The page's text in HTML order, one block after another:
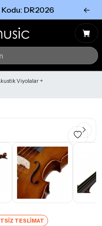
DR2026 ←
Viyolalar
TESLİMAT
Tümünü Gör
Tümünü gör